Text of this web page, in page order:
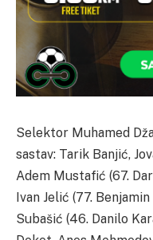
Selektor Muhamed
sastav: Tarik Banjić,
Adem Mustafić (67.
Ivan Jelić (77.
Subašić (46. Danilo